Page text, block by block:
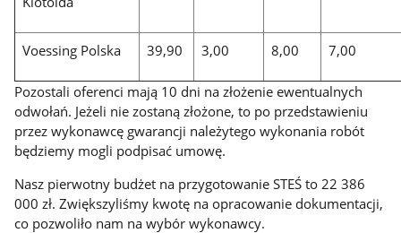
Voessing Polska 39,90 3,00 8,00 7,00
Pozostali oferenci mają 10 dni na złożenie ewentualnych
odwołań. Jeżeli nie zostaną złożone, to po przedstawieniu
przez wykonawcę gwarancji należytego wykonania robót
będziemy mogli podpisać umowę.
Nasz pierwotny budżet na przygotowanie STEŚ to 22 386
000 zł. Zwiększyliśmy kwotę na opracowanie dokumentacji,
co pozwoliło nam na wybór wykonawcy.